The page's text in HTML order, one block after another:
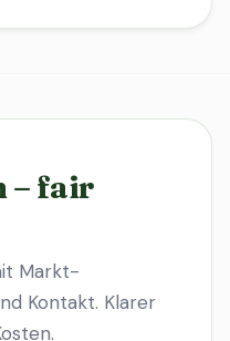
– fair
Markt-
Kontakt. Klarer